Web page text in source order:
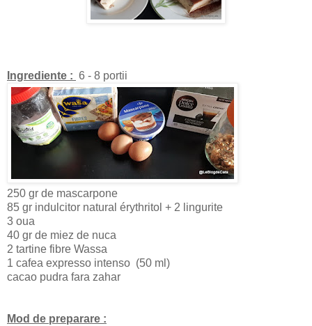
Ingrediente : 6 - 8 portii
250 gr de mascarpone
85 gr indulcitor natural érythritol + 2 lingurite
3 oua
40 gr de miez de nuca
2 tartine fibre Wassa
1 cafea expresso intenso (50 ml)
cacao pudra fara zahar
Mod de preparare :